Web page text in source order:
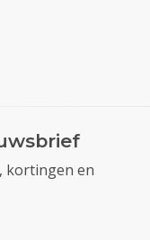
kortingen en